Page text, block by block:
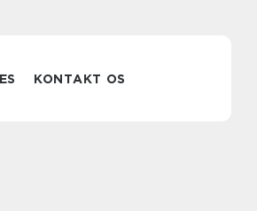
KONTAKT OS